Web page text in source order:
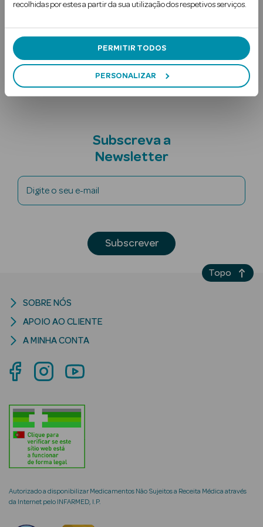
recolhidas por estes a partir da sua utilização dos respetivos serviços.
PERMITIR TODOS
PERSONALIZAR
Rosto
Lábios
Rosto e
Ver Tudo
Cosmética
Hidratantes
Séruns Faciais
Anti-
Uso Recomendado
Ingredientes
Nota adicional
Subscreva a
Newsletter
Digite o seu e-mail
Subscrever
Autorizado a disponibilizar Medicamentos Não Sujeitos a Receita Médica através
da Internet pelo INFARMED, I.P.
SOBRE NÓS
APOIO AO CLIENTE
A MINHA CONTA
Topo